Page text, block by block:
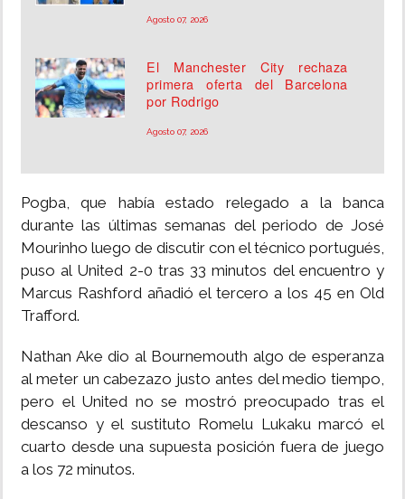
Agosto 07, 2026
El Manchester City rechaza
primera oferta del Barcelona
por Rodrigo
Agosto 07, 2026
Pogba, que había estado relegado a la banca
durante las últimas semanas del periodo de José
Mourinho luego de discutir con el técnico portugués,
puso al United 2-0 tras 33 minutos del encuentro y
Marcus Rashford añadió el tercero a los 45 en Old
Trafford.
Nathan Ake dio al Bournemouth algo de esperanza
al meter un cabezazo justo antes del medio tiempo,
pero el United no se mostró preocupado tras el
descanso y el sustituto Romelu Lukaku marcó el
cuarto desde una supuesta posición fuera de juego
a los 72 minutos.